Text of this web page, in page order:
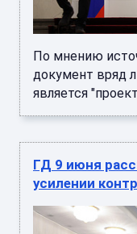
По мнению
документ вряд
является
ГД 9 июня
усилении